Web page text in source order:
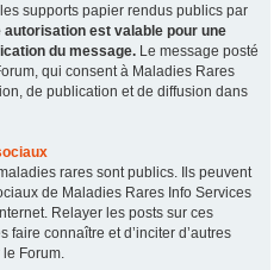
supports papier rendus publics par
autorisation est valable pour une
du message. Le message posté
qui consent à Maladies Rares
de publication et de diffusion dans
rares sont publics. Ils peuvent
de Maladies Rares Info Services
Relayer les posts sur ces
faire connaître et d’inciter d’autres
Forum.